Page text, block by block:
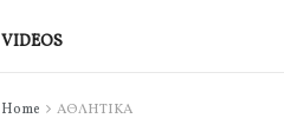
VIDEOS
Home ΑΘΛΗΤΙΚΑ